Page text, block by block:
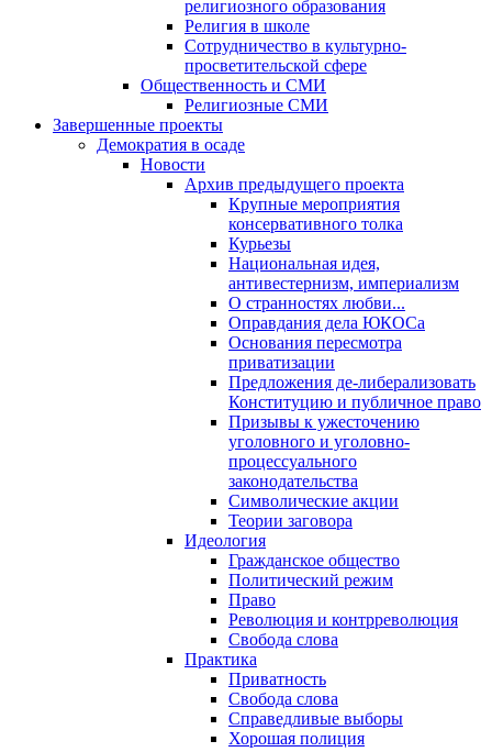
религиозного образования
Религия в школе
Сотрудничество в культурно-
просветительской сфере
Общественность и СМИ
Религиозные СМИ
Завершенные проекты
Демократия в осаде
Новости
Архив предыдущего проекта
Крупные мероприятия
консервативного толка
Курьезы
Национальная идея,
антивестернизм, империализм
О странностях любви...
Оправдания дела ЮКОСа
Основания пересмотра
приватизации
Предложения де-либерализовать
Конституцию и публичное право
Призывы к ужесточению
уголовного и уголовно-
процессуального
законодательства
Символические акции
Теории заговора
Идеология
Гражданское общество
Политический режим
Право
Революция и контрреволюция
Свобода слова
Практика
Приватность
Свобода слова
Справедливые выборы
Хорошая полиция